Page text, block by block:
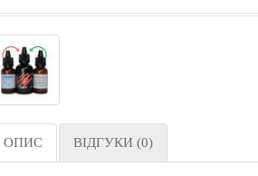
ОПИС ВІДГУКИ (0)